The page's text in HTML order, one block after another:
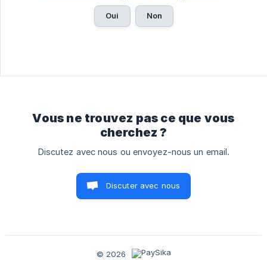
Oui Non
Vous ne trouvez pas ce que vous
cherchez ?
Discutez avec nous ou envoyez-nous un email.
Discuter avec nous
© 2026